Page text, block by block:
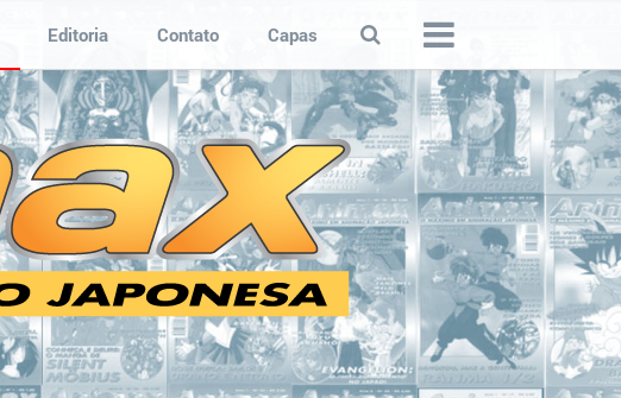
Editoria Contato Capas